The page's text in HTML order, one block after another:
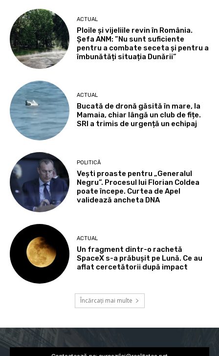
ACTUAL
Ploile și vijeliile revin în România.
Șefa ANM: ”Nu sunt suficiente
pentru a combate seceta și pentru a
îmbunătăți situația Dunării”
ACTUAL
Bucată de dronă găsită în mare, la
Mamaia, chiar lângă un club de fițe.
SRI a trimis de urgență un echipaj
POLITICĂ
Vești proaste pentru „Generalul
Negru”. Procesul lui Florian Coldea
poate începe. Curtea de Apel
validează ancheta DNA
ACTUAL
Un fragment dintr-o rachetă
SpaceX s-a prăbușit pe Lună. Ce au
aflat cercetătorii după impact
Încărcați mai multe